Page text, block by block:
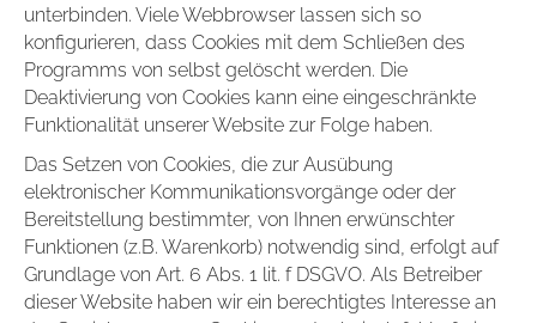
unterbinden. Viele Webbrowser lassen sich so
konfigurieren, dass Cookies mit dem Schließen des
Programms von selbst gelöscht werden. Die
Deaktivierung von Cookies kann eine eingeschränkte
Funktionalität unserer Website zur Folge haben.
Das Setzen von Cookies, die zur Ausübung
elektronischer Kommunikationsvorgänge oder der
Bereitstellung bestimmter, von Ihnen erwünschter
Funktionen (z.B. Warenkorb) notwendig sind, erfolgt auf
Grundlage von Art. 6 Abs. 1 lit. f DSGVO. Als Betreiber
dieser Website haben wir ein berechtigtes Interesse an